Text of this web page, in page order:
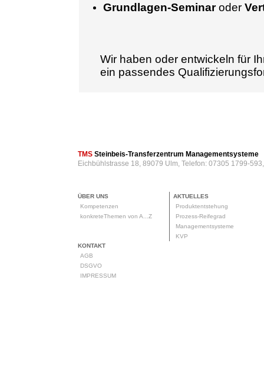
Grundlagen-Seminaroder
Wir haben oder entwickeln für
ein passendes
TMS Steinbeis-Transferzentrum Managementsysteme
Eichbühlstrasse 18, 89079 Ulm, Telefon: 07305 1799-
ÜBER UNS
Kompetenzen
konkreteThemen von A...Z
AKTUELLES
Produktentstehung
Prozess-Reifegrad
Managementsysteme
KVP
KONTAKT
AGB
DSGVO
IMPRESSUM